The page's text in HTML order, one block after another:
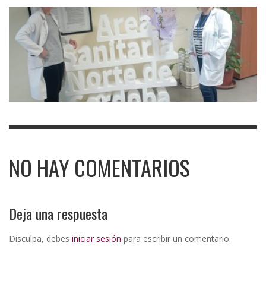
NO HAY COMENTARIOS
Deja una respuesta
Disculpa, debes iniciar sesión para escribir un comentario.